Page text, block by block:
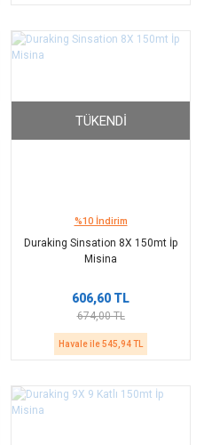
TÜKENDI
%10 İndirim
Duraking Sinsation 8X 150mt İp
Misina
606,60 TL
674,00 TL
Havale ile 545,94 TL